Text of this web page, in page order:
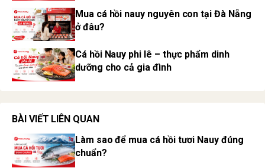
Mua cá hồi nauy nguyên con tại Đà Nẵng
ở đâu?
Cá hồi Nauy phi lê – thực phẩm dinh
dưỡng cho cả gia đình
BÀI VIẾT LIÊN QUAN
Làm sao để mua cá hồi tươi Nauy đúng
chuẩn?